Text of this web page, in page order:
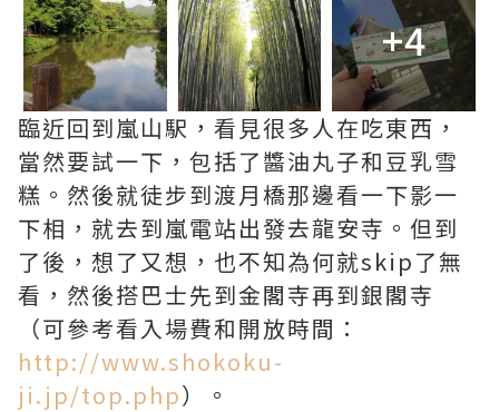
+4
臨近回到嵐山駅，看見很多人在吃東西，
當然要試一下，包括了醬油丸子和豆乳雪
糕。然後就徒步到渡月橋那邊看一下影一
下相，就去到嵐電站出發去龍安寺。但到
了後，想了又想，也不知為何就skip了無
看，然後搭巴士先到金閣寺再到銀閣寺
（可參考看入場費和開放時間：
http://www.shokoku-
ji.jp/top.php）。